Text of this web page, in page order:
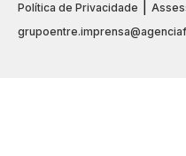
Política de Privacidade